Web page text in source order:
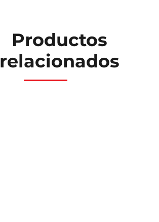
Productos
relacionados